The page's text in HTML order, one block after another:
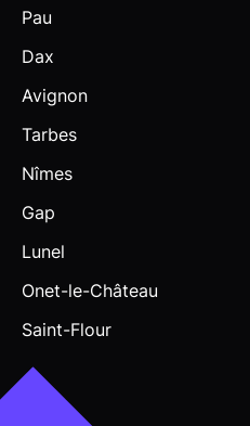
Pau
Dax
Avignon
Tarbes
Nîmes
Gap
Lunel
Onet-le-Château
Saint-Flour